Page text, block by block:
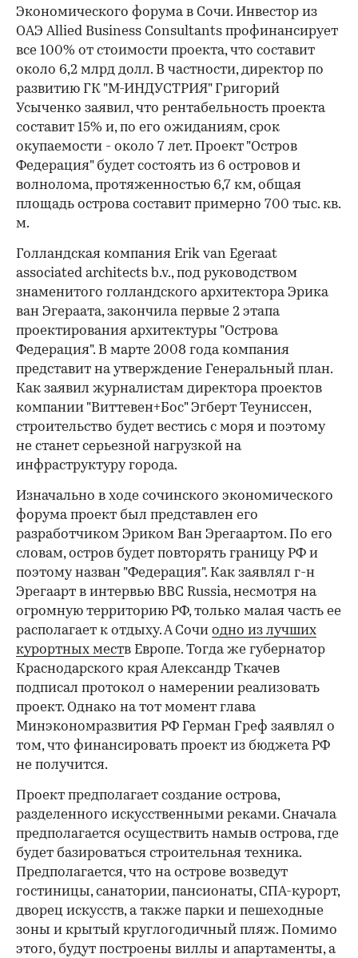
Экономического форума в Сочи. Инвестор из
ОАЭ Allied Business Consultants профинансирует
все 100% от стоимости проекта, что составит
около 6,2 млрд долл. В частности, директор по
развитию ГК "М-ИНДУСТРИЯ" Григорий
Усыченко заявил, что рентабельность проекта
составит 15% и, по его ожиданиям, срок
окупаемости - около 7 лет. Проект "Остров
Федерация" будет состоять из 6 островов и
волнолома, протяженностью 6,7 км, общая
площадь острова составит примерно 700 тыс. кв.
м.
Голландская компания Erik van Egeraat
associated architects b.v., под руководством
знаменитого голландского архитектора Эрика
ван Эгераата, закончила первые 2 этапа
проектирования архитектуры "Острова
Федерация". В марте 2008 года компания
представит на утверждение Генеральный план.
Как заявил журналистам директора проектов
компании "Виттевен+Бос" Эгберт Теуниссен,
строительство будет вестись с моря и поэтому
не станет серьезной нагрузкой на
инфраструктуру города.
Изначально в ходе сочинского экономического
форума проект был представлен его
разработчиком Эриком Ван Эрегаартом. По его
словам, остров будет повторять границу РФ и
поэтому назван "Федерация". Как заявлял г-н
Эрегаарт в интервью BBC Russia, несмотря на
огромную территорию РФ, только малая часть ее
располагает к отдыху. А Сочи одно из лучших
курортных меств Европе. Тогда же губернатор
Краснодарского края Александр Ткачев
подписал протокол о намерении реализовать
проект. Однако на тот момент глава
Минэкономразвития РФ Герман Греф заявлял о
том, что финансировать проект из бюджета РФ
не получится.
Проект предполагает создание острова,
разделенного искусственными реками. Сначала
предполагается осуществить намыв острова, где
будет базироваться строительная техника.
Предполагается, что на острове возведут
гостиницы, санатории, пансионаты, СПА-курорт,
дворец искусств, а также парки и пешеходные
зоны и крытый круглогодичный пляж. Помимо
этого, будут построены виллы и апартаменты, а